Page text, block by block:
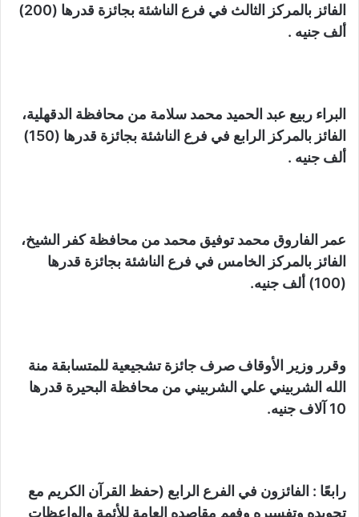
الفائز بالمركز الثالث في فرع الناشئة بجائزة قدرها (200)
ألف جنيه .
البراء ربيع عبد الحميد محمد سلامة من محافظة الدقهلية،
الفائز بالمركز الرابع في فرع الناشئة بجائزة قدرها (150)
ألف جنيه .
عمر الفاروق محمد توفيق محمد من محافظة كفر الشيخ،
الفائز بالمركز الخامس في فرع الناشئة بجائزة قدرها
(100) ألف جنيه.
وقرر وزير الأوقاف صرف جائزة تشجيعية للمتسابقة منة
الله الشربيني علي الشربيني من محافظة البحيرة قدرها
10 آلاف جنيه.
رابعًا : الفائزون في الفرع الرابع (حفظ القرآن الكريم مع
تجويده وتفسيره وفهم مقاصده العامة للأئمة والواعظات